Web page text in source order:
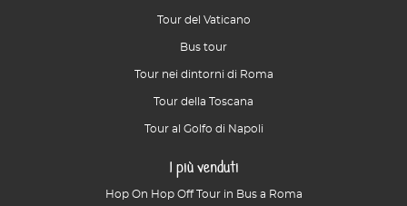
Tour del Vaticano
Bus tour
Tour nei dintorni di Roma
Tour della Toscana
Tour al Golfo di Napoli
I più venduti
Hop On Hop Off Tour in Bus a Roma